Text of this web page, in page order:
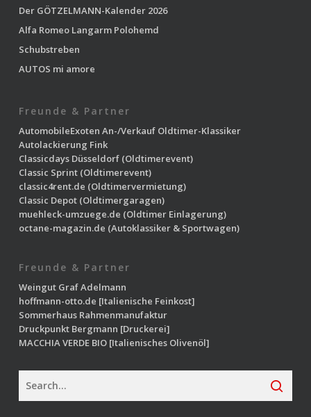
Der GÖTZELMANN-Kalender 2026
Alfa Romeo Langarm Polohemd
Schubstreben
AUTOS mi amore
Freunde & Partner
AutomobileExoten An-/Verkauf Oldtimer-Klassiker
Autolackierung Fink
Classicdays Düsseldorf(Oldtimerevent)
Classic Sprint(Oldtimerevent)
classic4rent.de (Oldtimervermietung)
Classic Depot(Oldtimergaragen)
muehleck-umzuege.de (Oldtimer Einlagerung)
octane-magazin.de (Autoklassiker & Sportwagen)
Freunde & Partner
Weingut Graf Adelmann
hoffmann-otto.de [Italienische Feinkost]
Sommerhaus Rahmenmanufaktur
Druckpunkt Bergmann [Druckerei]
MACCHIA VERDE BIO[Italienisches Olivenöl]